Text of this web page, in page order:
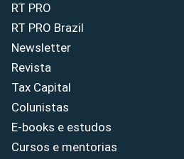
RT PRO
RT PRO Brazil
Newsletter
Revista
Tax Capital
Colunistas
E-books e estudos
Cursos e mentorias